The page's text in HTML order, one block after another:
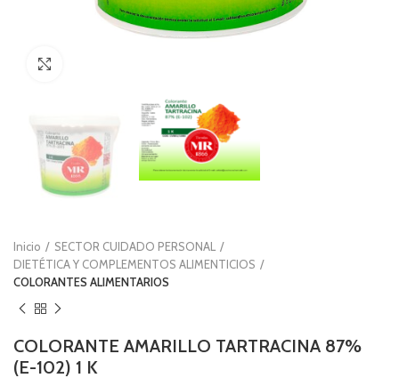
Inicio
SECTOR CUIDADO PERSONAL
DIETÉTICA Y COMPLEMENTOS ALIMENTICIOS
COLORANTES ALIMENTARIOS
COLORANTE AMARILLO TARTRACINA 87%
(E-102) 1 K